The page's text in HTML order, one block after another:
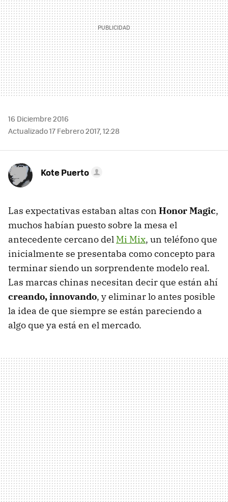
16 Diciembre 2016
Actualizado 17 Febrero 2017, 12:28
Kote Puerto
Las expectativas estaban altas con Honor Magic,
muchos habían puesto sobre la mesa el
antecedente cercano del Mi Mix, un teléfono que
inicialmente se presentaba como concepto para
terminar siendo un sorprendente modelo real.
Las marcas chinas necesitan decir que están ahí
creando, innovando, y eliminar lo antes posible
la idea de que siempre se están pareciendo a
algo que ya está en el mercado.